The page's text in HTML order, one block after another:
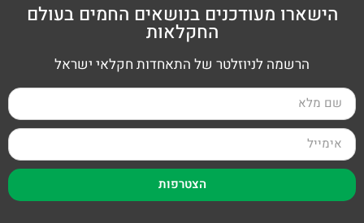
הישארו מעודכנים בנושאים החמים בעולם
החקלאות
הרשמה לניוזלטר של התאחדות חקלאי ישראל
הצטרפות